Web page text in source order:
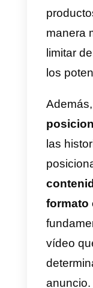
para
Los
a
una
de